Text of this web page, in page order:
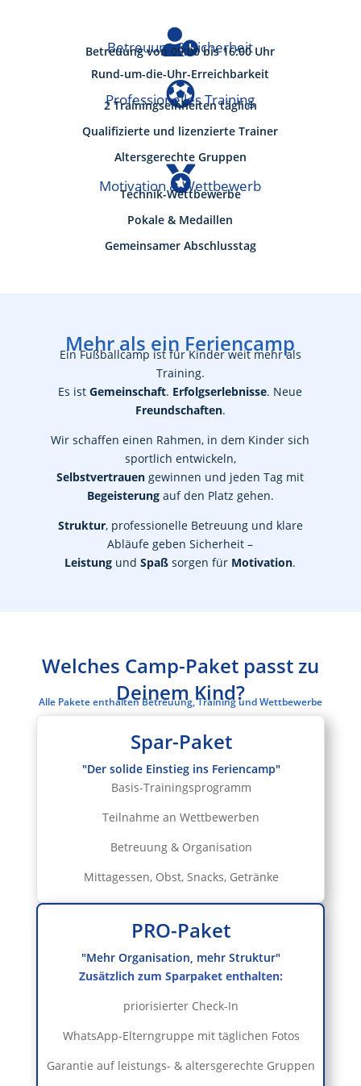

Betreuung & Sicherheit
Betreuung von 09:00 bis 16:00 Uhr
Rund-um-die-Uhr-Erreichbarkeit

Professionelles Training
2 Trainingseinheiten täglich
Qualifizierte und lizenzierte Trainer
Altersgerechte Gruppen

Motivation & Wettbewerb
Technik-Wettbewerbe
Pokale & Medaillen
Gemeinsamer Abschlusstag
Mehr als ein Feriencamp
Ein Fußballcamp ist für Kinder weit mehr als
Training.
Es istGemeinschaft. Erfolgserlebnisse. Neue
Freundschaften.
Wir schaffen einen Rahmen, in dem Kinder sich
sportlich entwickeln,
Selbstvertrauen gewinnen und jeden Tag mit
Begeisterungauf den Platz gehen.
Struktur, professionelle Betreuung und klare
Abläufe geben Sicherheit –
Leistung undSpaß sorgen für Motivation.
Welches Camp-Paket passt zu
Deinem Kind?
Alle Pakete enthalten Betreuung, Training und Wettbewerbe
Spar-Paket
"Der solide Einstieg ins Feriencamp"
Basis-Trainingsprogramm
Teilnahme an Wettbewerben
Betreuung & Organisation
Mittagessen, Obst, Snacks, Getränke
PRO-Paket
"Mehr Organisation, mehr Struktur"
Zusätzlich zum Sparpaket enthalten:
priorisierter Check-In
WhatsApp-Elterngruppe mit täglichen Fotos
Garantie auf leistungs- & altersgerechte Gruppen